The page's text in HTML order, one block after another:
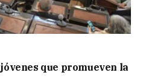
que promueven la